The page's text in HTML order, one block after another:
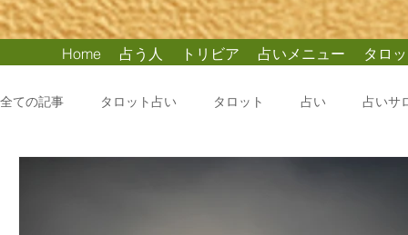
Home 占う人 トリビア 占いメニュー タロ
全ての記事 タロット占い タロット 占い 占いサ